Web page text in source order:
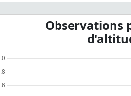
Observations